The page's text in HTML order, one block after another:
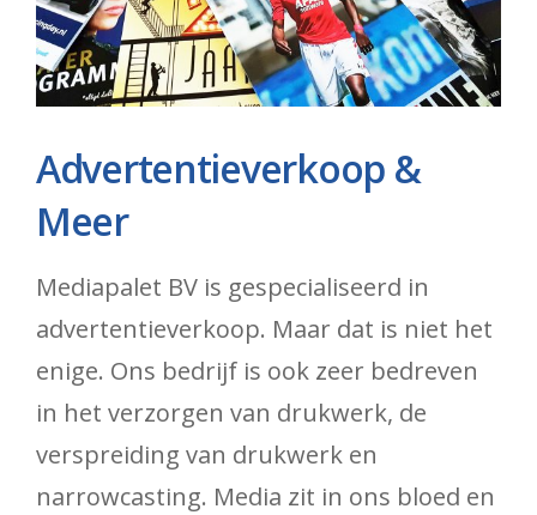
Advertentieverkoop &
Meer
Mediapalet BV is gespecialiseerd in
advertentieverkoop. Maar dat is niet het
enige. Ons bedrijf is ook zeer bedreven
in het verzorgen van drukwerk, de
verspreiding van drukwerk en
narrowcasting. Media zit in ons bloed en